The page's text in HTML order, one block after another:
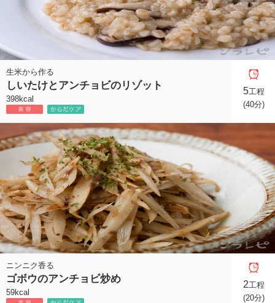
生米から作る
しいたけとアンチョビのリゾット
398kcal
5工程
(40分)
ニンニク香る
ゴボウのアンチョビ炒め
59kcal
2工程
(20分)